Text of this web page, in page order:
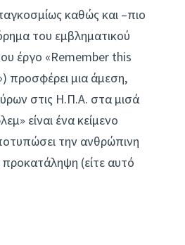
καθώς και –πιο
του εμβληματικού
έργο «Remember this
προσφέρει μια άμεση,
στις Η.Π.Α. στα μισά
είναι ένα κείμενο
την ανθρώπινη
(είτε αυτό